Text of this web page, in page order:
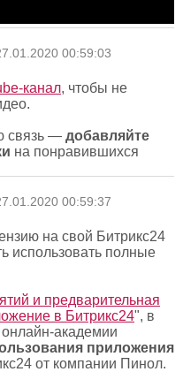
00:59:03
канал, чтобы не
связь — добавляйте
на понравившихся
00:59:37
на свой Битрикс24
использовать полные
и предварительная
в Битрикс24", в
онлайн-академии
приложения
от компании Пинол.